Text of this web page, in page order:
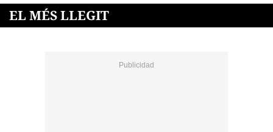
EL MÉS LLEGIT